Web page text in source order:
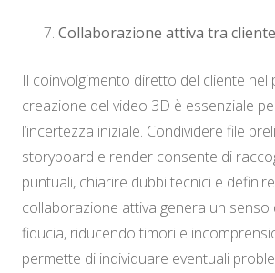
Collaborazione attiva tra
Il coinvolgimento diretto del cliente nel
creazione del video 3D è essenziale
l’incertezza iniziale. Condividere file
storyboard e render consente di
puntuali, chiarire dubbi tecnici e
collaborazione attiva genera un
fiducia, riducendo timori e
permette di individuare eventuali